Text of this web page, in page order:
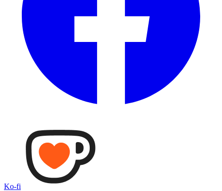
Ko-fi